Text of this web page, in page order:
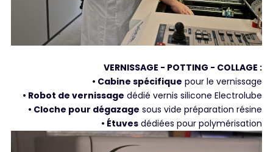
VERNISSAGE - POTTING - COLLAGE :
• Cabine spécifique pour le vernissage
• Robot de vernissage dédié vernis silicone Electrolube
• Cloche pour dégazage sous vide préparation résine
• Étuves dédiées pour polymérisation